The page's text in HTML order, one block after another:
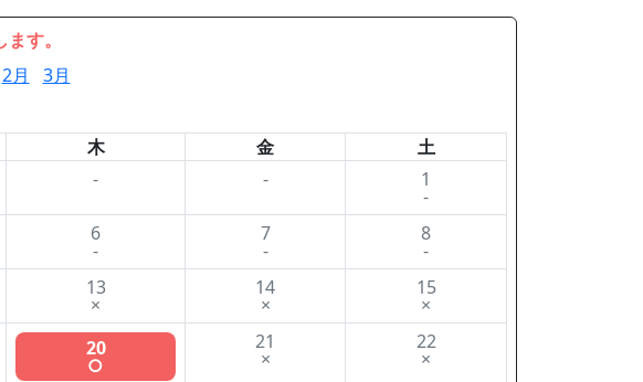
す。
2月 3月
木 金
土
- - 1
-
6
-
7
-
8
-
13
×
14
×
15
×
20
○
21
×
22
×